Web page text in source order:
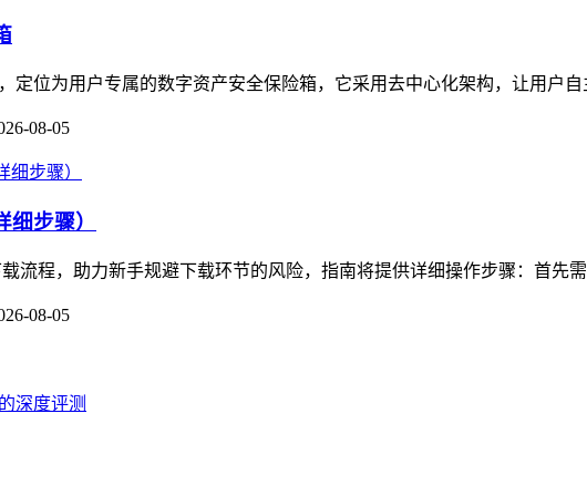
定位为用户专属的数字资产安全保险箱，它采用去中心化架构，让用户
08-05
步骤）
流程，助力新手规避下载环节的风险，指南将提供详细操作步骤：首先
08-05